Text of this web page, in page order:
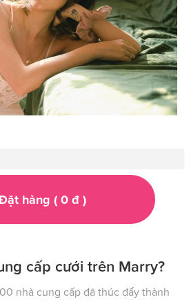
hàng ( 0đ )
cấp cưới trên Marry?
nhà cung cấp đã thúc đẩy thành